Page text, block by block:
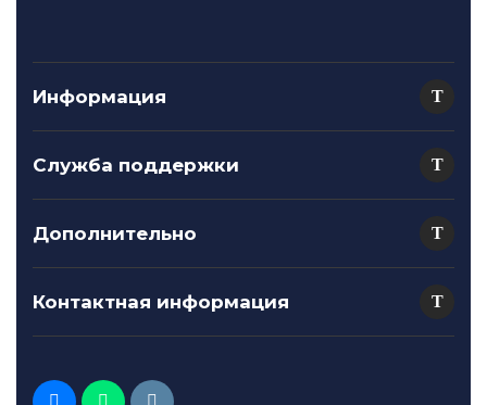
Информация
Служба поддержки
Дополнительно
Контактная информация